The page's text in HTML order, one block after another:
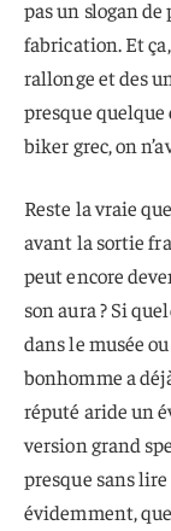
pas un slogan de
fabrication. Et
rallonge et des
presque quelque
biker grec, on
Reste la vraie
avant la sortie
peut encore
son aura ? Si
dans le musée
bonhomme a
réputé aride un
version grand
presque sans
évidemment,